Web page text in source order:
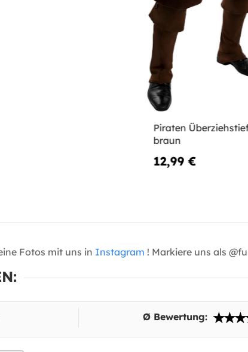
Piraten
braun
12,99 €
Fotos mit uns in Instagram ! Markiere uns als
Ø Bewertung: